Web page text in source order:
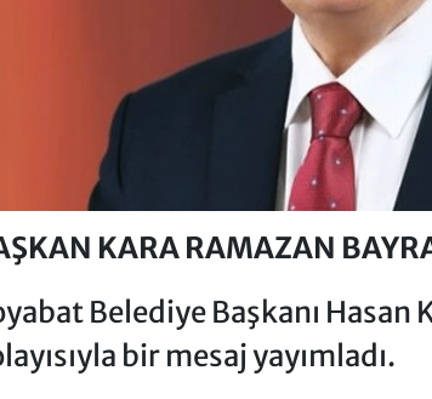
KARA RAMAZAN
Belediye Başkanı Hasan
bir mesaj yayımladı.